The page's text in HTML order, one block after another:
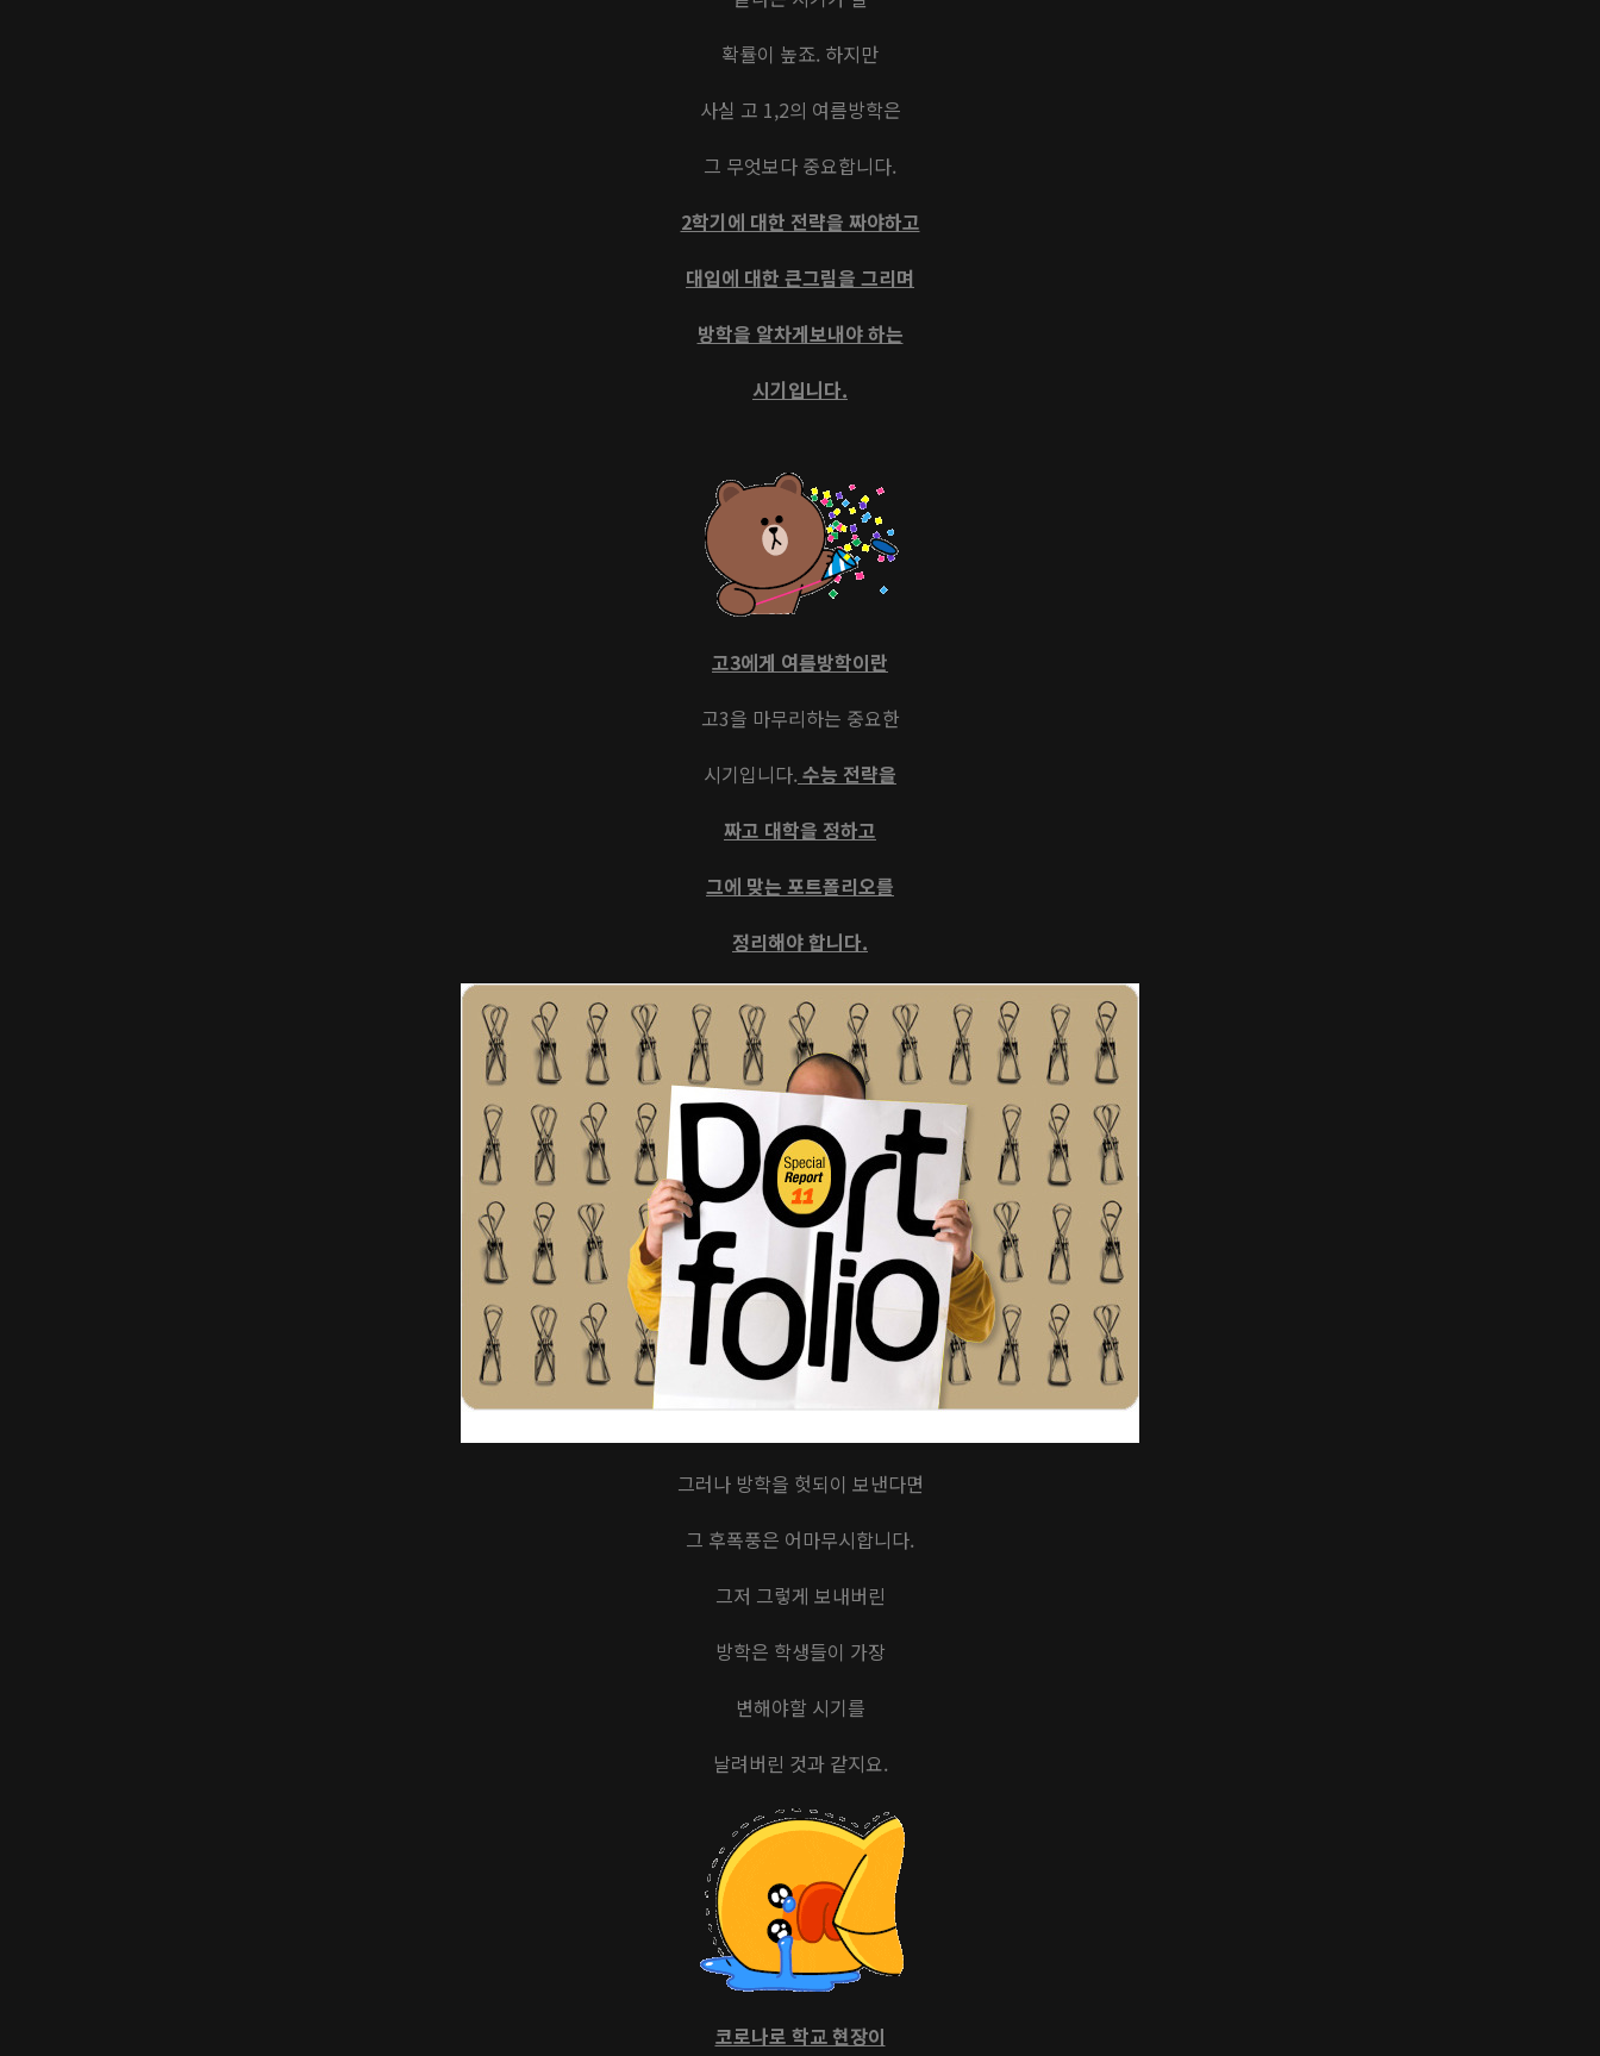
확률이 높죠. 하지만
사실 고 1,2의 여름방학은
그 무엇보다 중요합니다.
2학기에 대한 전략을 짜야하고
대입에 대한 큰그림을 그리며
방학을 알차게보내야 하는
시기입니다.
고3에게 여름방학이란
고3을 마무리하는 중요한
시기입니다. 수능 전략을
짜고 대학을 정하고
그에 맞는 포트폴리오를
정리해야 합니다.
그러나 방학을 헛되이 보낸다면
그 후폭풍은 어마무시합니다.
그저 그렇게 보내버린
방학은 학생들이 가장
변해야할 시기를
날려버린 것과 같지요.
코로나로 학교 현장이